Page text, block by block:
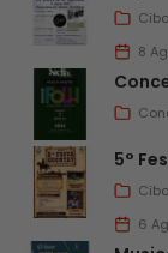
Cibo
8
5°
Cibo
6